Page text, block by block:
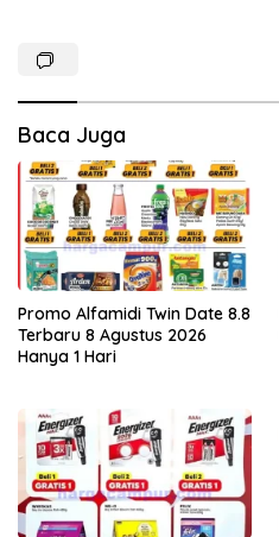
Baca Juga
Promo Alfamidi Twin Date 8.8
Terbaru 8 Agustus 2026
Hanya 1 Hari